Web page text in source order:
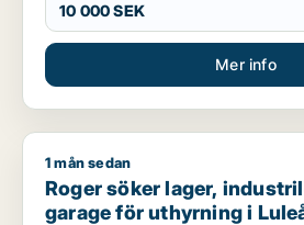
10 000 SEK
Mer info
Roger söker lager, industrilokal
1 mån sedan
Roger söker lager,
garage för uthyrning i